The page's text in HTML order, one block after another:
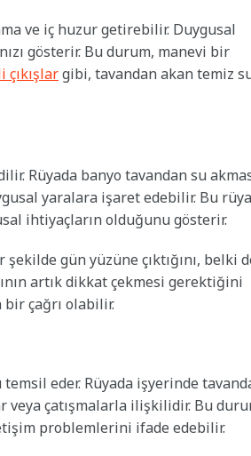
ve iç huzur getirebilir. Duygusal
gösterir. Bu durum, manevi bir
gibi, tavandan akan temiz
Rüyada banyo tavandan su
yaralara işaret edebilir. Bu
ihtiyaçların olduğunu gösterir.
gün yüzüne çıktığını, belki
artık dikkat çekmesi gerektiğini
bir çağrı olabilir.
eder. Rüyada işyerinde
veya çatışmalarla ilişkilidir. Bu
problemlerini ifade edebilir.